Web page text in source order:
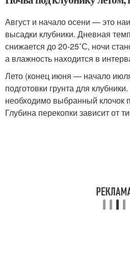
Август и начало осени — это
высадки клубники. Дневная
снижается до 20-25˚С, ночи
а влажность находится в
Лето (конец июня — начало
подготовки грунта для
необходимо выбранный клочок
Глубина перекопки зависит от